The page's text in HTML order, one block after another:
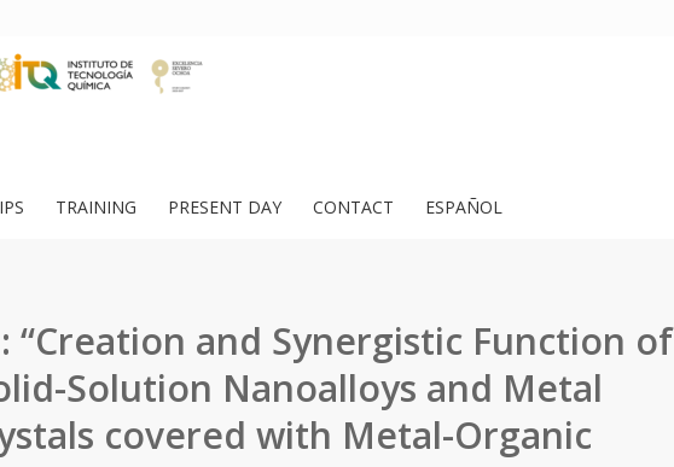
TRAINING PRESENT DAY CONTACT ESPAÑOL
“Creation and Synergistic Function of
Solution Nanoalloys and Metal
covered with Metal-Organic